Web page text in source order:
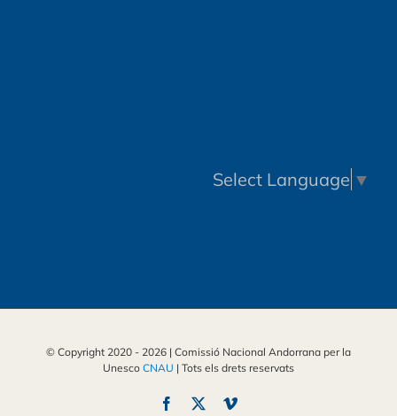
Select Language ▼
© Copyright 2020 - 2026 | Comissió Nacional Andorrana per la
Unesco CNAU | Tots els drets reservats
Facebook Vimeo